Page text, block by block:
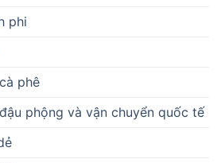
phi
phê
phộng và vận chuyển quốc tế